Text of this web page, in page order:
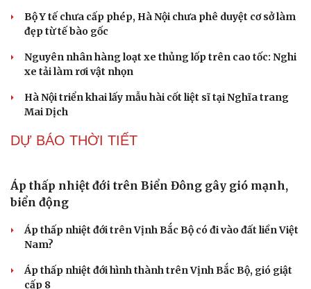
Áp thấp nhiệt đới trên Vịnh Bắc Bộ có đi vào đất liền Việt
Nam?
Áp thấp nhiệt đới hình thành trên Vịnh Bắc Bộ, gió giật
cấp 8
Cảnh báo lũ quét, sạt lở đất tại 5 tỉnh miền Bắc và Thanh
Hóa do mưa lớn
Thời tiết hôm nay 7/8: Mưa lớn bao trùm Bắc Bộ về đêm
TIN 24H